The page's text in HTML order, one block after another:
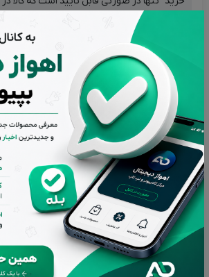
(در صورت پلمپ بودن، کالا نباید باز شده باشد).
تضمین بهترین قیمت بازار
پشتیبانی از ساعت 9 تا 20 بجز ایام تعطیل
بازگشت وجه در صورت عدم رضایت
اصالت کالاها از برترین برندها
تحویل سریع در کمترین زمان ممکن
توضیحات ویژگی های محصول نقد و
ماوس پد دی نت مدل D-NET DT-X18 طرح مایکروسافت